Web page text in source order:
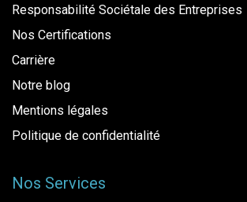
Responsabilité Sociétale des Entreprises
Nos Certifications
Carrière
Notre blog
Mentions légales
Politique de confidentialité
Nos Services